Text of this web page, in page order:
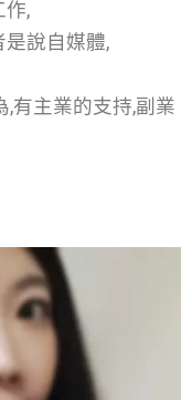
作,
說自媒體,
有主業的支持,副業